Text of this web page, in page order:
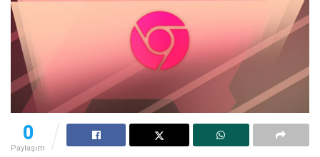
0
Paylaşım